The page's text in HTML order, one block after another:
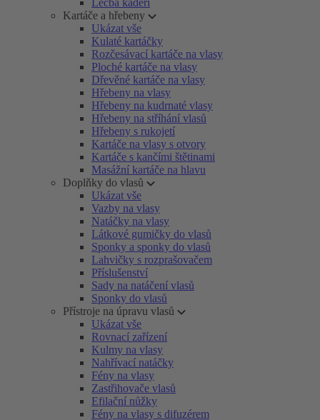
Léčba kadeří
Kartáče a hřebeny
Ukázat vše
Kulaté kartáčky
Rozčesávací kartáče na vlasy
Ploché kartáče na vlasy
Dřevěné kartáče na vlasy
Hřebeny na vlasy
Hřebeny na kudrnaté vlasy
Hřebeny na stříhání vlasů
Hřebeny s rukojetí
Kartáče na vlasy s otvory
Kartáče s kančími štětinami
Masážní kartáče na hlavu
Doplňky do vlasů
Ukázat vše
Vazby na vlasy
Natáčky na vlasy
Látkové gumičky do vlasů
Sponky a sponky do vlasů
Lahvičky s rozprašovačem
Příslušenství
Sady na natáčení vlasů
Sponky do vlasů
Přístroje na úpravu vlasů
Ukázat vše
Rovnací zařízení
Kulmy na vlasy
Nahřívací natáčky
Fény na vlasy
Zastřihovače vlasů
Efilační nůžky
Fény na vlasy s difuzérem